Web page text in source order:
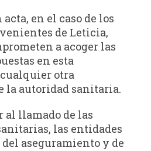
en el caso de los
de Leticia,
a acoger las
en esta
otra
la autoridad sanitaria.
al llamado de las
las entidades
del aseguramiento y de